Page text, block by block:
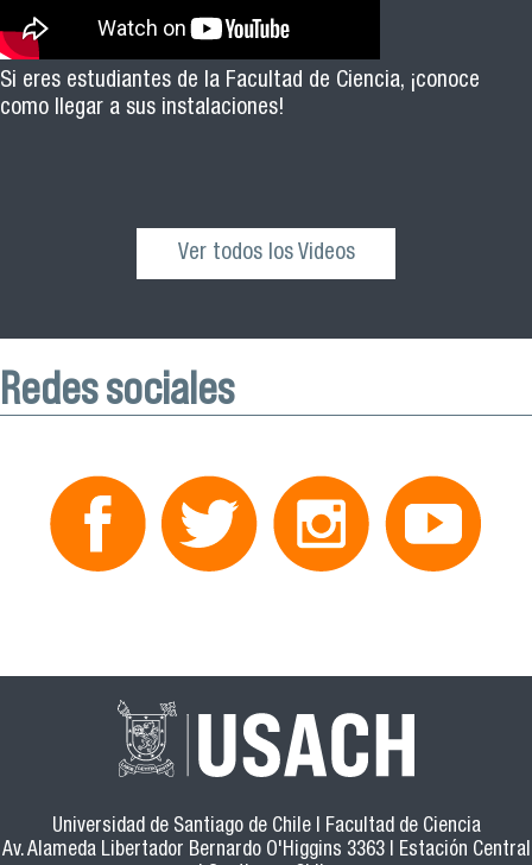
Si eres estudiantes de la Facultad de Ciencia, ¡conoce
como llegar a sus instalaciones!
Ver todos los Videos
Redes sociales
Universidad de Santiago de Chile | Facultad de Ciencia
Av. Alameda Libertador Bernardo O'Higgins 3363 | Estación Central